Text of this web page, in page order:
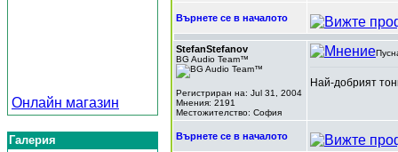
Онлайн магазин
Галерия
Върнете се в началото
StefanStefanov
BG Audio Team™
Регистриран на: Jul 31, 2004
Мнения: 2191
Местожителство: София
Най-добрият
Върнете се в началото